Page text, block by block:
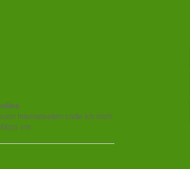
Internetseiten stelle ich mich
vor.